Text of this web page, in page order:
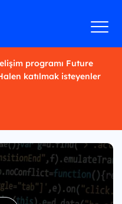
programı Future
katılmak isteyenler